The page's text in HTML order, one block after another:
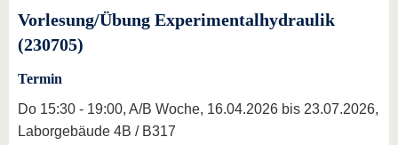
Vorlesung/Übung Experimentalhydraulik
(230705)
Termin
Do 15:30 - 19:00, A/B Woche, 16.04.2026 bis 23.07.2026,
Laborgebäude 4B / B317